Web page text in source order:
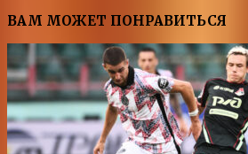
ВАМ МОЖЕТ ПОНРАВИТЬСЯ